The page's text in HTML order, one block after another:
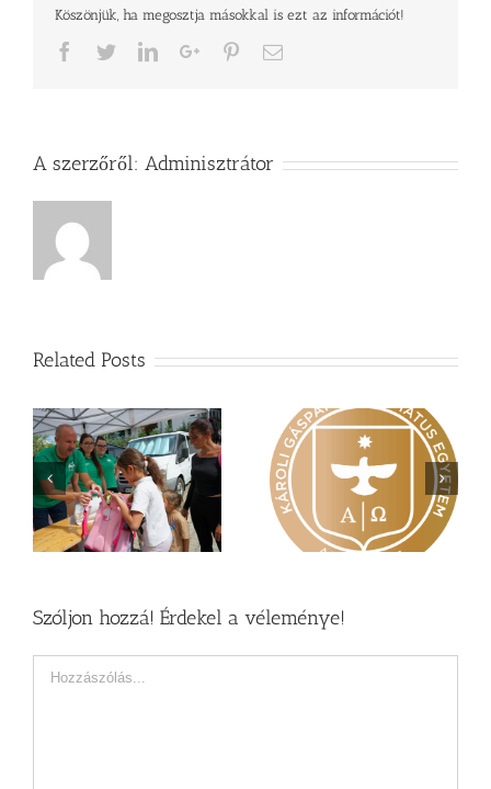
Köszönjük, ha megosztja másokkal is ezt az információt!
Facebook
TwitterLinkedInGoogle+PinterestEmail
A szerzőről: Adminisztrátor
Related Posts
Nagy érdeklődés övezi
a Károli képzéseit
Vasárnapi üzenet –
Zsoltárok 149
Szóljon hozzá! Érdekel a véleménye!
Hozzászólás